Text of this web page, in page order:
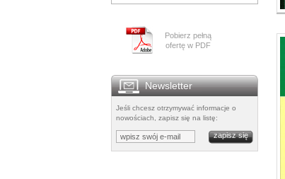
Pobierz pełną
ofertę w PDF
Newsletter
Jeśli chcesz otrzymywać informacje o
nowościach, zapisz się na listę: